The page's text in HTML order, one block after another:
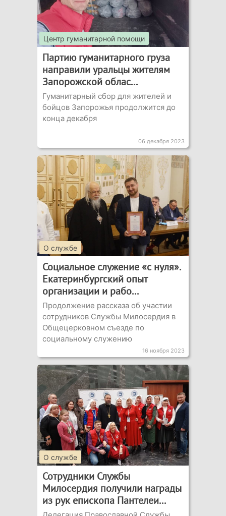
Центр гуманитарной помощи
Партию гуманитарного груза
направили уральцы жителям
Запорожской облас...
Гуманитарный сбор для жителей и
бойцов Запорожья продолжится до
конца декабря
06 декабря 2023
О службе
Социальное служение «с нуля».
Екатеринбургский опыт
организации и рабо...
Продолжение рассказа об участии
сотрудников Службы Милосердия в
Общецерковном съезде по
социальному служению
16 ноября 2023
О службе
Сотрудники Службы
Милосердия получили награды
из рук епископа Пантелеи...